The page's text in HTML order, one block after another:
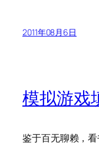
2011年08月6日
模拟游戏
鉴于百无聊赖，